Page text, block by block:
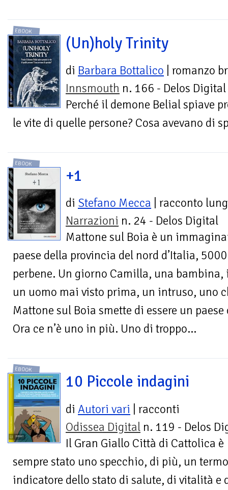
EBOOK
(Un)holy Trinity
di Barbara Bottalico | romanzo
Innsmouth n. 166 - Delos Digital
Perché il demone Belial spiave
le vite di quelle persone? Cosa avevano di
EBOOK
+1
di Stefano Mecca | racconto
Narrazioni n. 24 - Delos Digital
Mattone sul Boia è un
paese della provincia del nord d’Italia,
perbene. Un giorno Camilla, una
un uomo mai visto prima, un intruso, uno
Mattone sul Boia smette di essere un
Ora ce n’è uno in più. Uno di troppo...
EBOOK
10 Piccole indagini
di Autori vari | racconti
Odissea Digital n. 119 - Delos
Il Gran Giallo Città di Cattolica è
sempre stato uno specchio, di più, un
indicatore dello stato di salute, di vitalità e